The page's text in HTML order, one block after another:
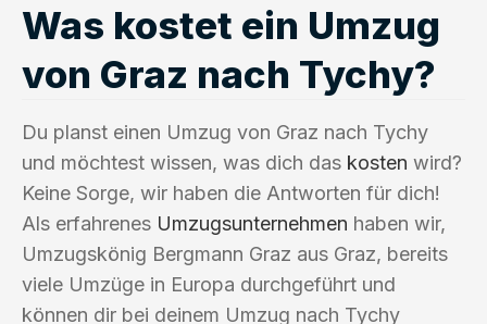
Was kostet ein Umzug
von Graz nach Tychy?
Du planst einen Umzug von Graz nach Tychy
und möchtest wissen, was dich das kosten wird?
Keine Sorge, wir haben die Antworten für dich!
Als erfahrenes Umzugsunternehmen haben wir,
Umzugskönig Bergmann Graz aus Graz, bereits
viele Umzüge in Europa durchgeführt und
können dir bei deinem Umzug nach Tychy